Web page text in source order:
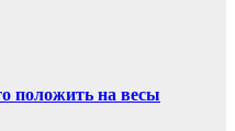
положить на весы